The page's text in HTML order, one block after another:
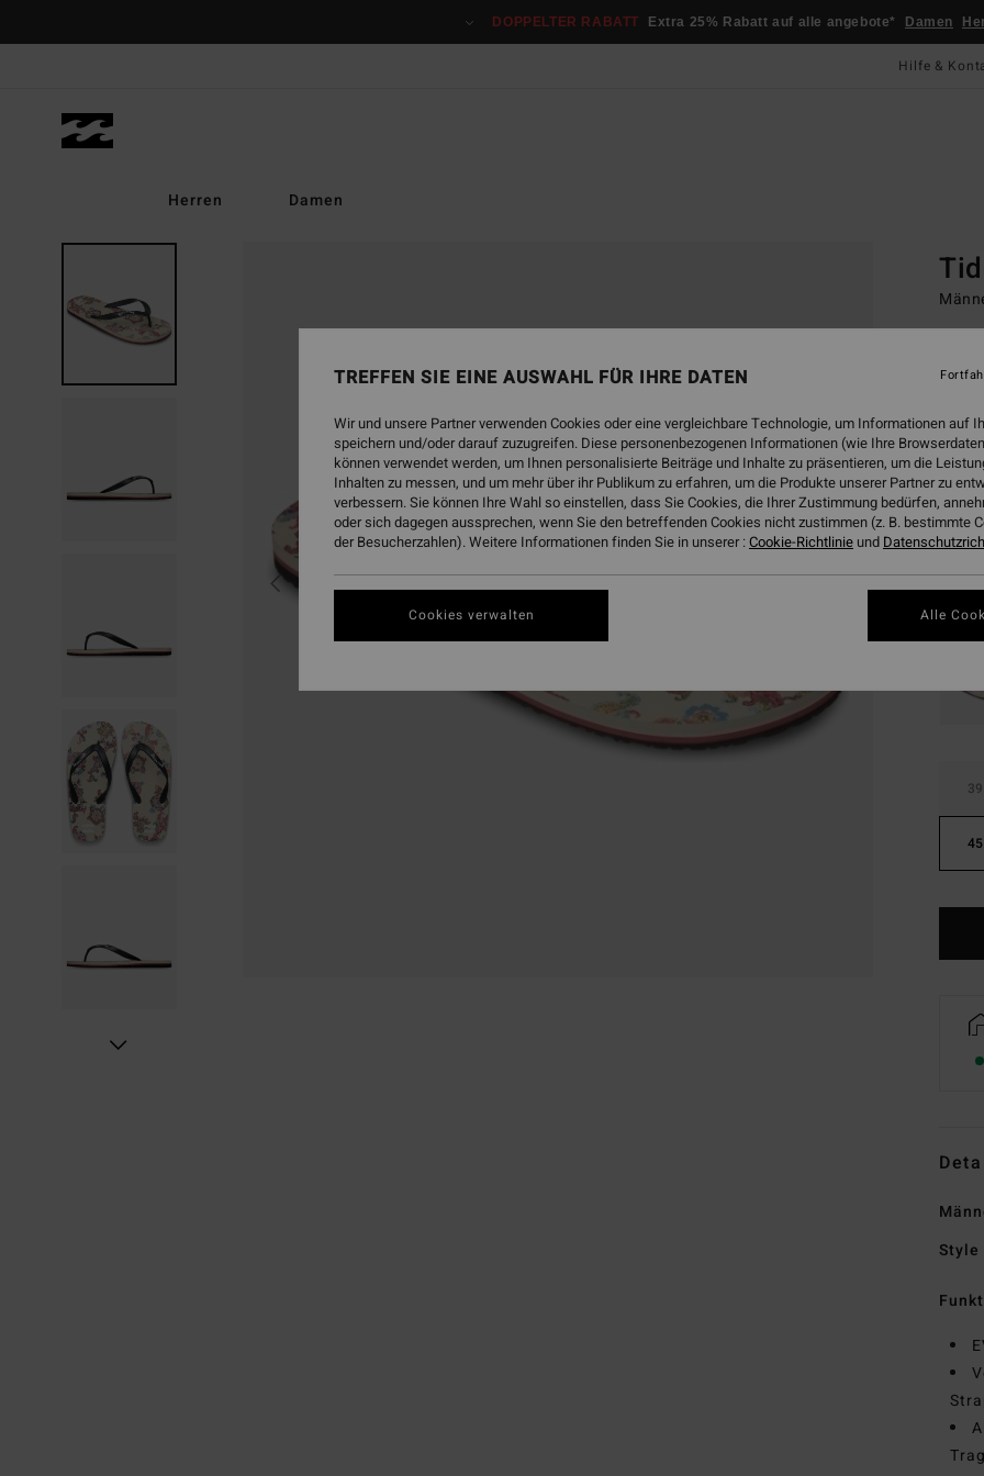
DOPPELTER RABATT Extra 25% Rabatt auf alle angebote* Damen
Hilfe &
Herren Damen
CHF
SALE
Farbe
39
45
Style
TREFFEN SIE EINE AUSWAHL FÜR IHRE DATEN
Wir und unsere Partner verwenden Cookies oder eine vergleichbare Technologie, um Informationen auf
speichern und/oder darauf zuzugreifen. Diese personenbezogenen Informationen (wie Ihre
können verwendet werden, um Ihnen personalisierte Beiträge und Inhalte zu präsentieren, um die
Inhalten zu messen, und um mehr über ihr Publikum zu erfahren, um die Produkte unserer Partner zu
verbessern. Sie können Ihre Wahl so einstellen, dass Sie Cookies, die Ihrer Zustimmung bedürfen,
oder sich dagegen aussprechen, wenn Sie den betreffenden Cookies nicht zustimmen (z. B. bestimmte
der Besucherzahlen). Weitere Informationen finden Sie in unserer :Cookie-Richtlinie und
Cookies verwalten Alle